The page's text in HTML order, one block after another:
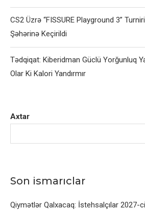
Axtar
Son ismarıclar
Qiymətlər Qalxacaq: İstehsalçılar 2027-
CS2 Üzrə “FISSURE Playground 3”
Şəhərinə Keçirildi
Tədqiqat: Kiberidman Güclü Yorğunluq
Olar Ki Kalori Yandırmır